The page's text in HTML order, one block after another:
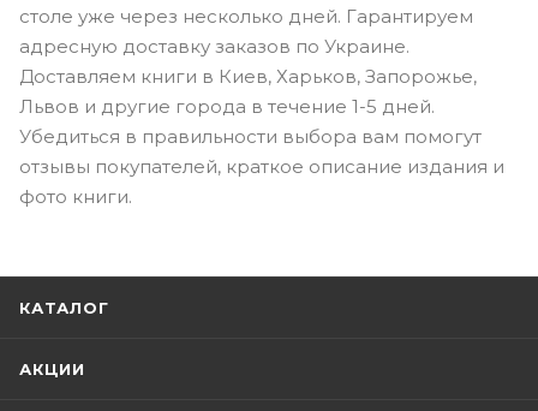
столе уже через несколько дней. Гарантируем
адресную доставку заказов по Украине.
Доставляем книги в Киев, Харьков, Запорожье,
Львов и другие города в течение 1-5 дней.
Убедиться в правильности выбора вам помогут
отзывы покупателей, краткое описание издания и
фото книги.
КАТАЛОГ
АКЦИИ